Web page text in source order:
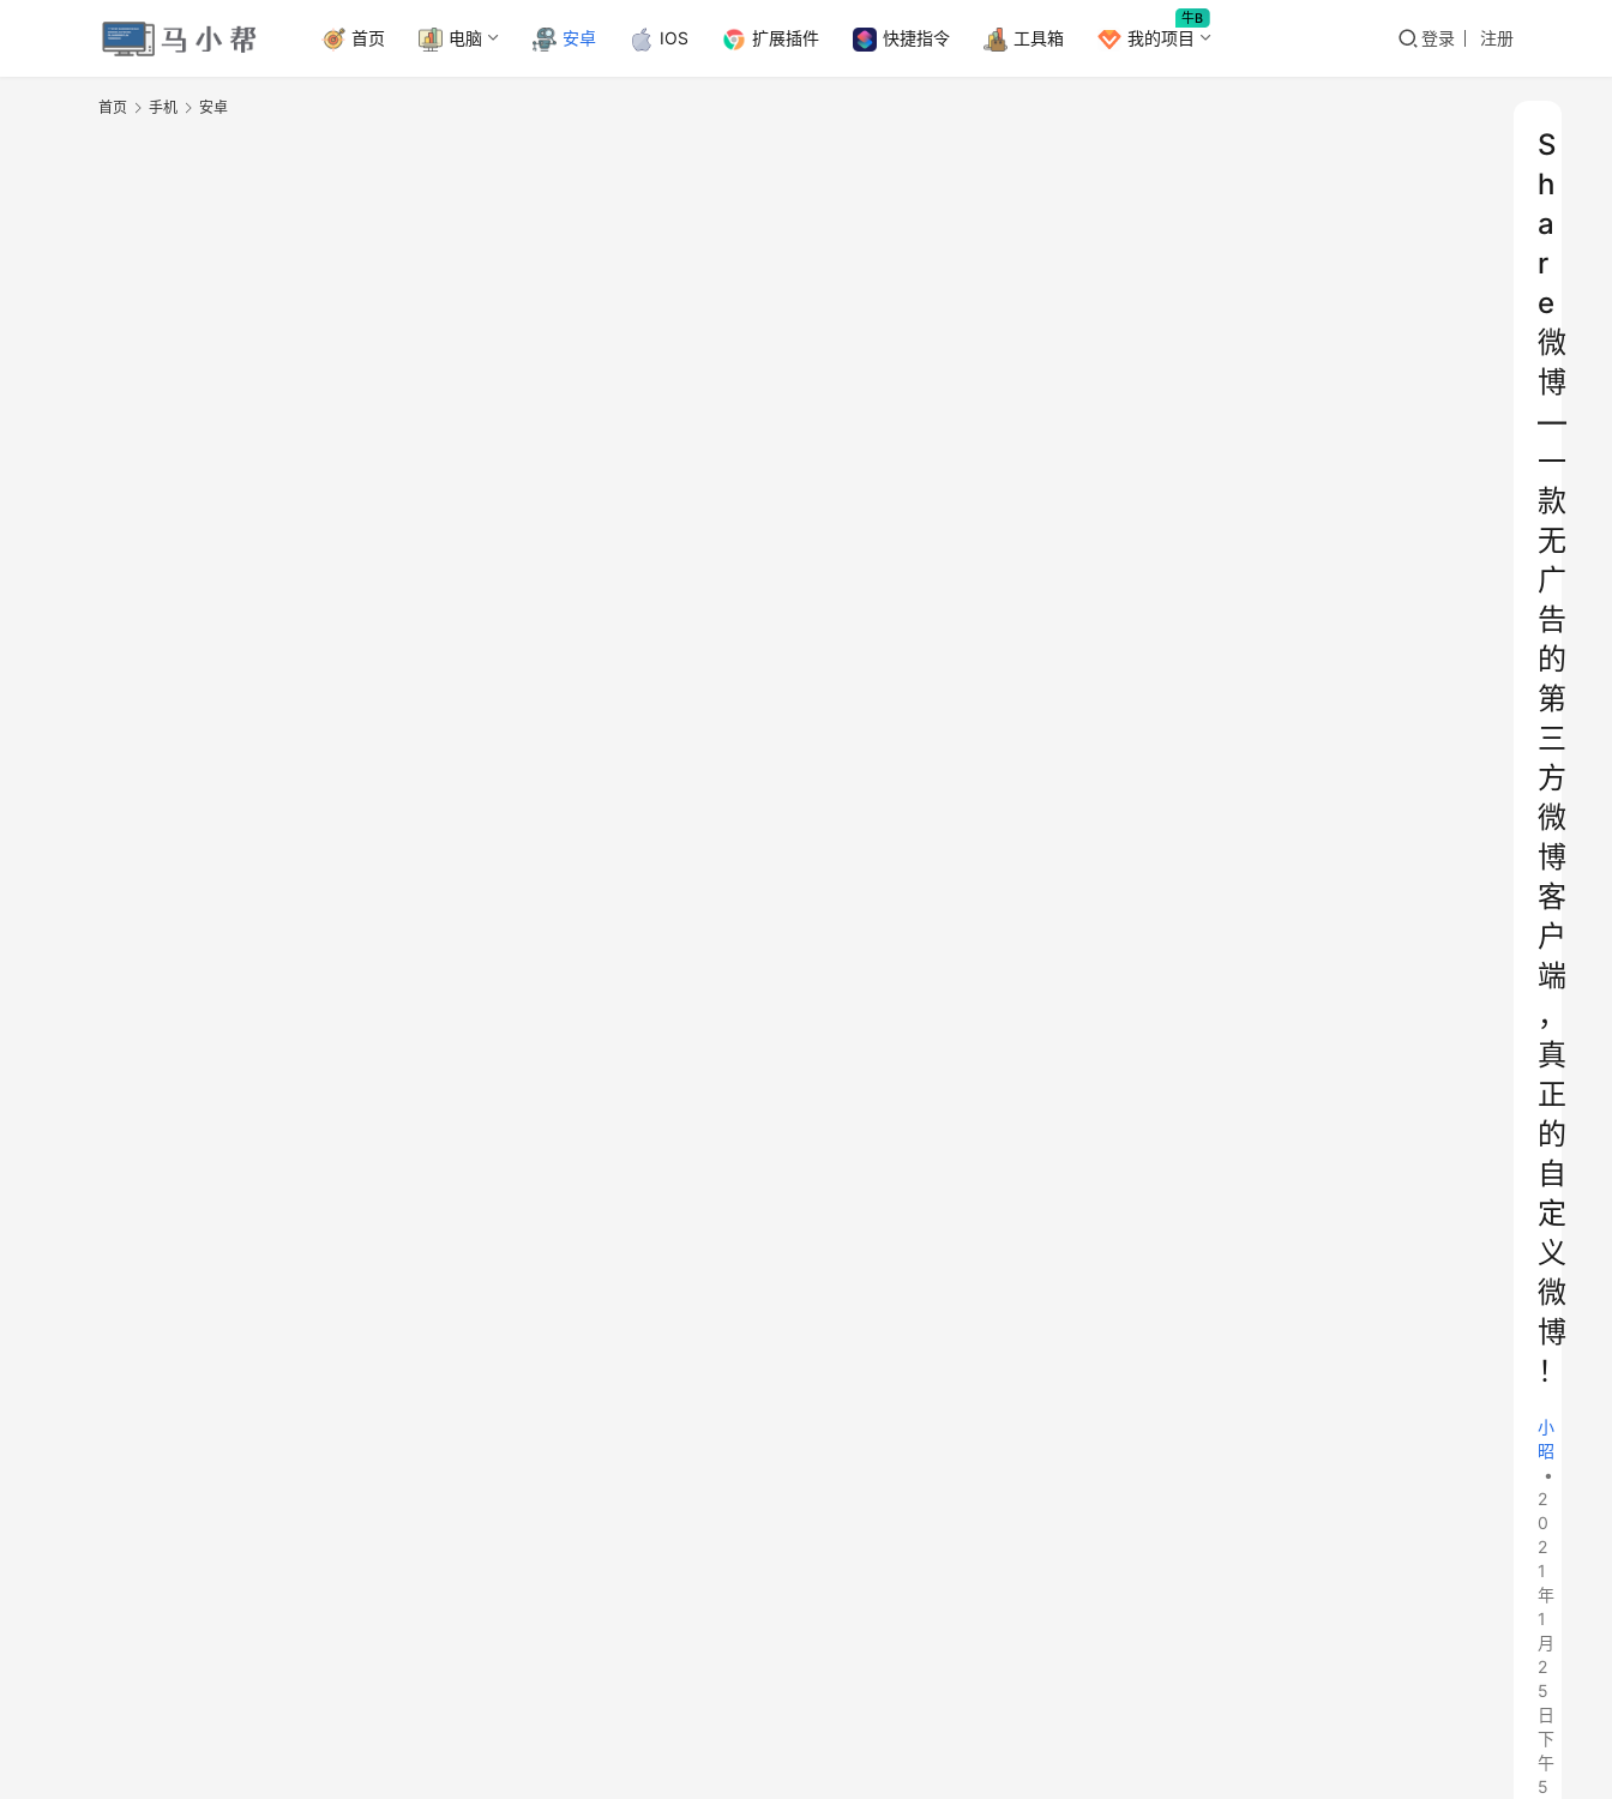
首页 电脑 安卓 IOS 扩展插件 快捷指令 工具箱 我的项目
牛B
登录 注册
首页 手机 安卓
S
h
a
r
e
微
博
—
一
款
无
广
告
的
第
三
方
微
博
客
户
端
，
真
正
的
自
定
义
微
博
！
小
昭
•
2
0
2
1
年
1
月
2
5
日
下
午
5